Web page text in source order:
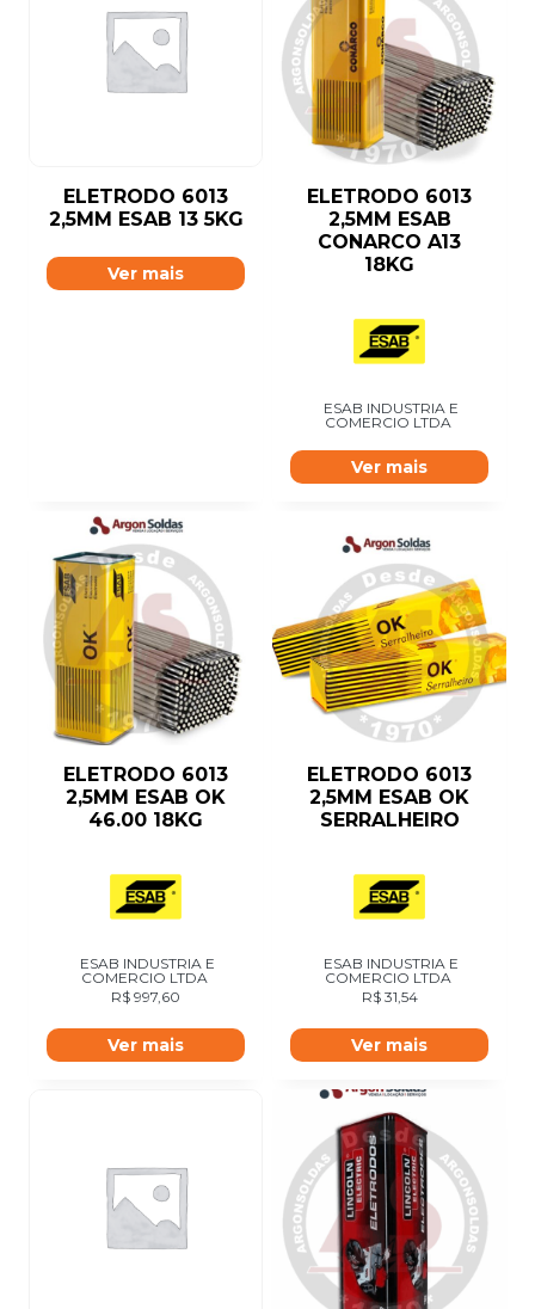
ELETRODO 6013
2,5MM ESAB 13 5KG
Ver mais
ELETRODO 6013
2,5MM ESAB
CONARCO A13
18KG
ESAB INDUSTRIA E
COMERCIO LTDA
Ver mais
ELETRODO 6013
2,5MM ESAB OK
46.00 18KG
ESAB INDUSTRIA E
COMERCIO LTDA
R$ 997,60
Ver mais
ELETRODO 6013
2,5MM ESAB OK
SERRALHEIRO
ESAB INDUSTRIA E
COMERCIO LTDA
R$31,54
Ver mais